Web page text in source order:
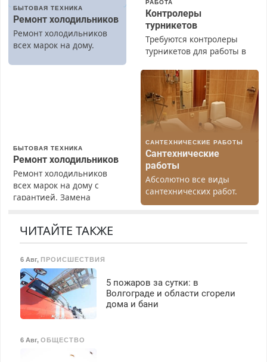
БЫТОВАЯ ТЕХНИКА
Ремонт холодильников
Ремонт холодильников
всех марок на дому.
РАБОТА
Контролеры
турникетов
Требуются контролеры
турникетов для работы в
(мужчины, женщины).
Прием по ТК РФ. График
работы любой.
Бесплатное проживание.
З/п – до 96000 рублей до
Ежемесячно
выплачивается денежная
премия. Возможно
бесплатное обучение,
получение документов,
работа инспектором по
125000 руб.
БЫТОВАЯ ТЕХНИКА
Ремонт холодильников
Ремонт холодильников
всех марок на дому с
гарантией. Замена
Недорого. Без выходных.
Все районы. Скидка.
Вызов бесплатный.
САНТЕХНИЧЕСКИЕ РАБОТЫ
Сантехнические
работы
Абсолютно все виды
сантехнических работ.
Быстро. Качественно.
ЧИТАЙТЕ ТАКЖЕ
6 Авг, ПРОИСШЕСТВИЯ
5 пожаров за сутки: в
Волгограде и области сгорели
дома и бани
6 Авг, ОБЩЕСТВО